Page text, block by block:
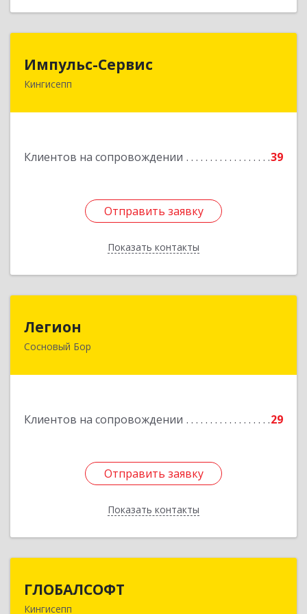
Импульс-Сервис
Кингисепп
Клиентов на сопровождении 39
Отправить заявку
Показать контакты
188480, Ленинградская обл, Кингисеппский р-н,
Отправить заявку
Назад
Легион
Сосновый Бор
Клиентов на сопровождении 29
Отправить заявку
Показать контакты
188544, Ленинградская обл, Сосновый Бор г,
Отправить заявку
Назад
ГЛОБАЛСОФТ
Кингисепп